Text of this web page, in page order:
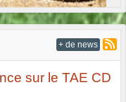
sur le TAE CD
+ de news